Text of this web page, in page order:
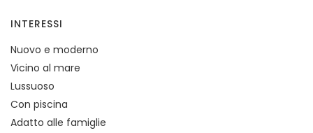
INTERESSI
Nuovo e moderno
Vicino al mare
Lussuoso
Con piscina
Adatto alle famiglie